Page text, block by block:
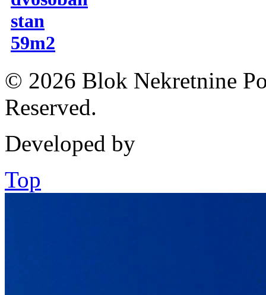
stan
59m2
© 2026 Blok Nekretnine
Reserved.
Developed by
Top